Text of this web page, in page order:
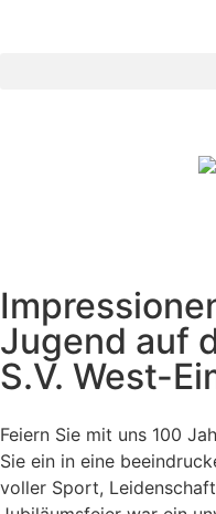
Jugend auf
S.V. West-
Feiern Sie mit uns 100
Sie ein in eine
voller Sport,